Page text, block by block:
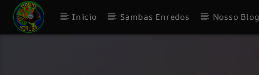
Inicio Sambas Enredos Nosso Blog